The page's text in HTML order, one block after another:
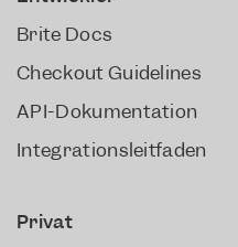
Brite Docs
Checkout Guidelines
API-Dokumentation
Integrationsleitfäden
Privat